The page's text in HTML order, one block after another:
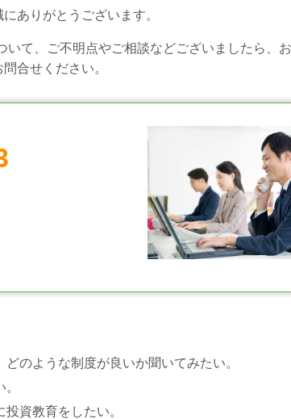
ありがとうございます。
いて、ご不明点やご相談などございましたら、
合せください。
のような制度が良いか聞いてみたい。
資教育をしたい。